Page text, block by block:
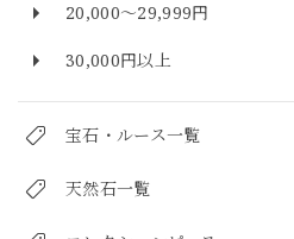
20,000～29,999円
30,000円以上
宝石・ルース一覧
天然石一覧